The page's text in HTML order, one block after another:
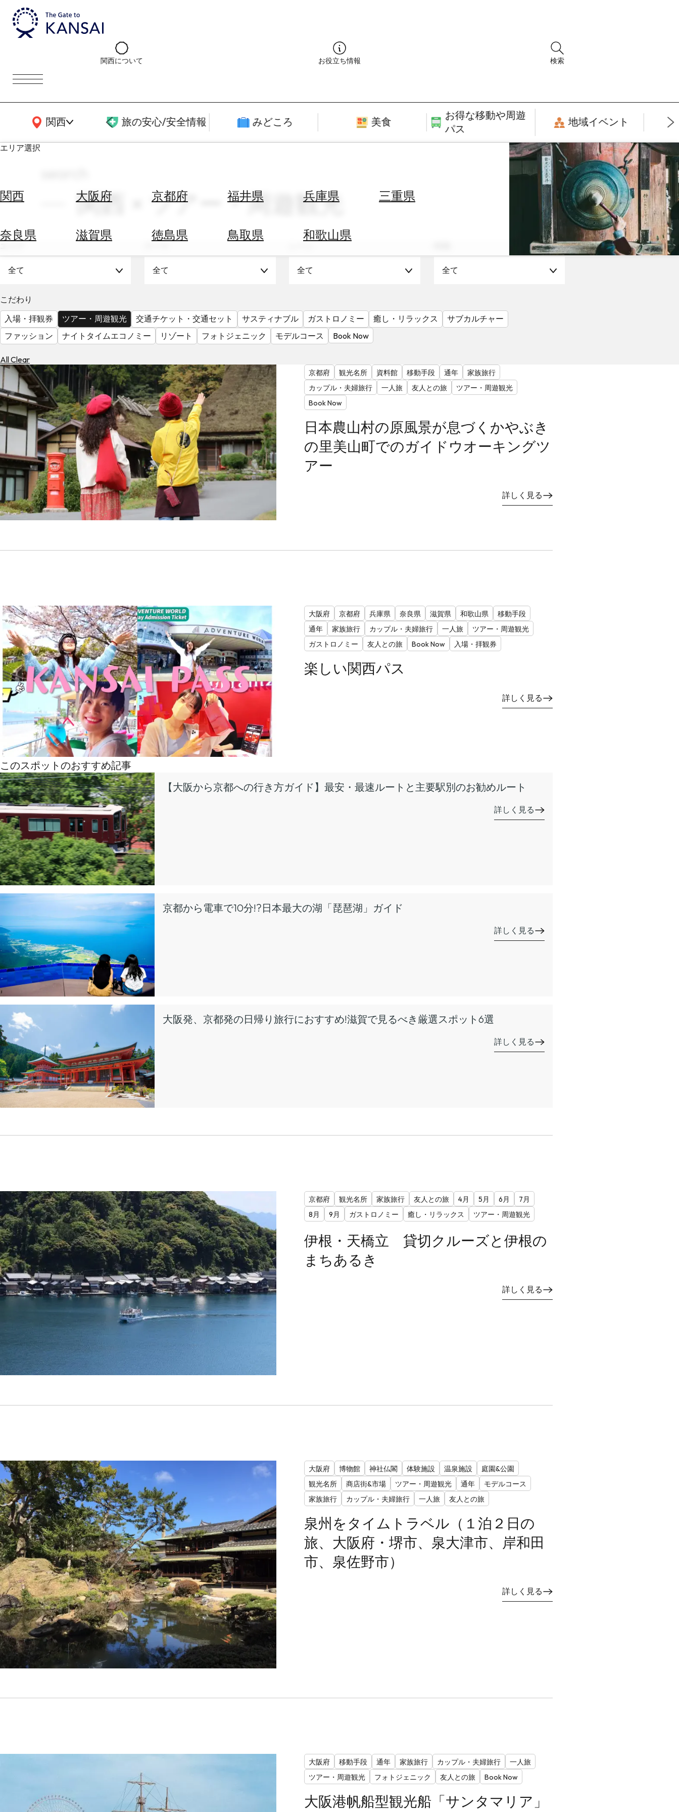
関西について お役立ち情報 検索
関西
関西広域MAP 旅の安心/安全情報 みどころ 美食
お得な移動や周遊
パス
地域イベント
エリア選択
関西 大阪府 京都府 福井県 兵庫県 三重県
奈良県 滋賀県 徳島県 鳥取県 和歌山県
ホ
す
替
を
調
べ
天
を
見
る
関西 × ツアー・周遊観光
全て 全て 全て 全て
こだわり
入場・拝観券
ツアー・周遊観光 交通チケット・交通セット サスティナブル ガストロノミー 癒し・リラックス
サブカルチャー
ファッション
ナイトタイムエコノミー リゾート フォトジェニック モデルコース Book Now
All Clear
京都府 観光名所 資料館 移動手段 通年
家族旅行
カップル・夫婦旅行
一人旅 友人との旅
ツアー・周遊観光
Book Now
日本農山村の原風景が息づくかやぶき
の里美山町でのガイドウオーキングツ
アー
詳しく見る
大阪府 京都府 兵庫県 奈良県 滋賀県 和歌山県
移動手段
通年
家族旅行 カップル・夫婦旅行 一人旅
ツアー・周遊観光
ガストロノミー
友人との旅 Book Now 入場・拝観券
楽しい関西パス
詳しく見る
このスポットのおすすめ記事
【大阪から京都への行き方ガイド】最安・最速ルートと主要駅別のお勧めルート
詳しく見る
京都から電車で10分!?日本最大の湖「琵琶湖」ガイド
詳しく見る
大阪発、京都発の日帰り旅行におすすめ!滋賀で見るべき厳選スポット6選
詳しく見る
京都府 観光名所 家族旅行 友人との旅 4月 5月 6月
7月
8月
9月 ガストロノミー 癒し・リラックス ツアー・周遊観光
伊根・天橋立 貸切クルーズと伊根の
まちあるき
詳しく見る
大阪府 博物館 神社仏閣 体験施設 温泉施設
庭園&公園
観光名所
商店街&市場 ツアー・周遊観光 通年
モデルコース
家族旅行
カップル・夫婦旅行 一人旅 友人との旅
泉州をタイムトラベル（１泊２日の
旅、大阪府・堺市、泉大津市、岸和田
市、泉佐野市）
詳しく見る
大阪府 移動手段 通年 家族旅行 カップル・夫婦旅行
一人旅
ツアー・周遊観光
フォトジェニック 友人との旅 Book Now
大阪港帆船型観光船「サンタマリア」